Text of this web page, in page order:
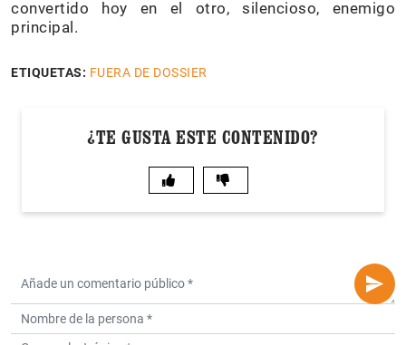
convertido hoy en el otro, silencioso, enemigo
principal.
ETIQUETAS: FUERA DE DOSSIER
¿TE GUSTA ESTE CONTENIDO?